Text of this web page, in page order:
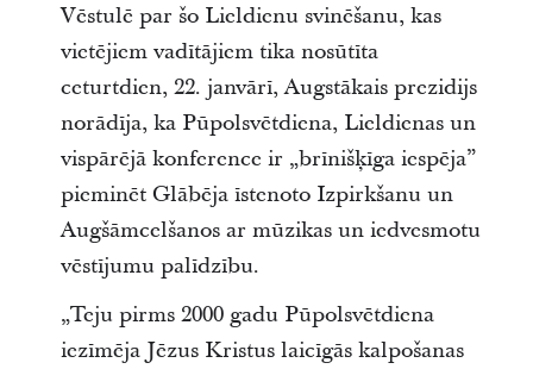
Vēstulē par šo Lieldienu svinēšanu, kas
vietējiem vadītājiem tika nosūtīta
ceturtdien, 22. janvārī, Augstākais prezidijs
norādīja, ka Pūpolsvētdiena, Lieldienas un
vispārējā konference ir „brīnišķīga iespēja”
pieminēt Glābēja īstenoto Izpirkšanu un
Augšāmcelšanos ar mūzikas un iedvesmotu
vēstījumu palīdzību.
„Teju pirms 2000 gadu Pūpolsvētdiena
iezīmēja Jēzus Kristus laicīgās kalpošanas